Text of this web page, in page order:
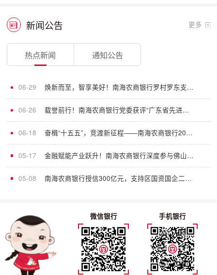
新闻公告 更多
热点新闻 通知公告
06-29 焕新而至，智享美好！南海农商银行罗村罗东支行全新升级，遇见轻盈金融新体验
06-26 载誉前行！南海农商银行党委获评“广东省先进基层党组织”荣誉称号
06-18 奋楫“十五五”，竞渡新征程——南海农商银行2026年服务大会火热启幕
05-17 金融赋能产业跃升！南海农商银行深度参与佛山市新质生产力大会
05-08 南海农商银行授信300亿元，支持区国资国企二次创业、改革创新
微信银行 手机银行